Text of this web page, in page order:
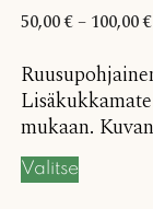
50,00€– 100,00€
mukaan.
Valitse